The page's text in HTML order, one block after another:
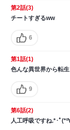
第2話(3)
チートすぎるww
6
第1話(1)
色んな異世界から転
9
第6話(2)
人工呼吸ですね.*･ﾟ